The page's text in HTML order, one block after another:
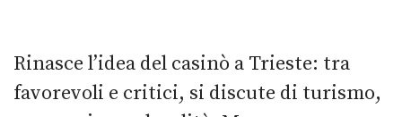
Rinasce l’idea del casinò a Trieste: tra
favorevoli e critici, si discute di turismo,